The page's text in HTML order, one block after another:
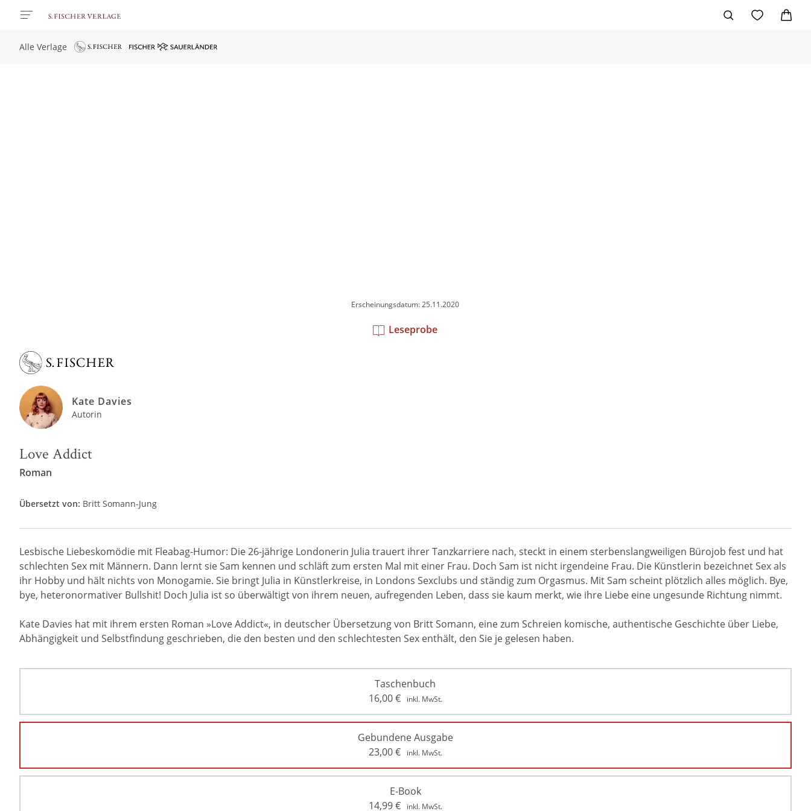
Alle Verlage
Erscheinungsdatum: 25.11.2020
Leseprobe
Kate Davies
Autorin
Love Addict
Roman
Übersetzt von: Britt Somann-Jung
Lesbische Liebeskomödie mit Fleabag-Humor: Die 26-jährige Londonerin Julia trauert ihrer Tanzkarriere nach, steckt in einem sterbenslangweiligen Bürojob fest und hat
schlechten Sex mit Männern. Dann lernt sie Sam kennen und schläft zum ersten Mal mit einer Frau. Doch Sam ist nicht irgendeine Frau. Die Künstlerin bezeichnet Sex als
ihr Hobby und hält nichts von Monogamie. Sie bringt Julia in Künstlerkreise, in Londons Sexclubs und ständig zum Orgasmus. Mit Sam scheint plötzlich alles möglich. Bye,
bye, heteronormativer Bullshit! Doch Julia ist so überwältigt von ihrem neuen, aufregenden Leben, dass sie kaum merkt, wie ihre Liebe eine ungesunde Richtung nimmt.
Kate Davies hat mit ihrem ersten Roman »Love Addict«, in deutscher Übersetzung von Britt Somann, eine zum Schreien komische, authentische Geschichte über Liebe,
Abhängigkeit und Selbstfindung geschrieben, die den besten und den schlechtesten Sex enthält, den Sie je gelesen haben.
Taschenbuch
16,00€ inkl. MwSt.
Gebundene Ausgabe
23,00€ inkl. MwSt.
E-Book
14,99€ inkl. MwSt.